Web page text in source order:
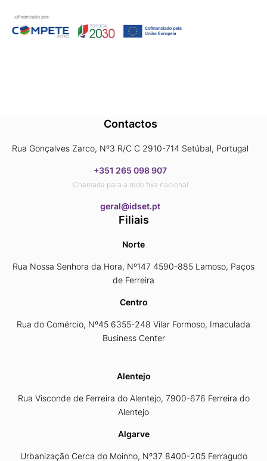
Contactos
Rua Gonçalves Zarco, Nº3 R/C C 2910-714 Setúbal, Portugal
+351 265 098 907
Chamada para a rede fixa nacional
​​​​​​​geral@idset.pt
Filiais
Norte
Rua Nossa Senhora da Hora, Nº147 4590-885 Lamoso, Paços
de Ferreira
Centro
Rua do Comércio, Nº45 6355-248 Vilar Formoso, Imaculada
Business Center
Alentejo
Rua Visconde de Ferreira do Alentejo, 7900-676 Ferreira do
Alentejo
Algarve
Urbanização Cerca do Moinho, Nº37 8400-205 Ferragudo